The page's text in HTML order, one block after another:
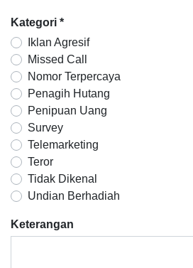
Kategori *
Iklan Agresif
Missed Call
Nomor Terpercaya
Penagih Hutang
Penipuan Uang
Survey
Telemarketing
Teror
Tidak Dikenal
Undian Berhadiah
Keterangan